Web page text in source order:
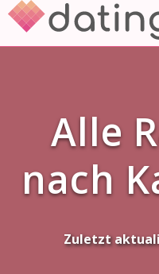
Skip
content
Alle
nach
Zuletzt